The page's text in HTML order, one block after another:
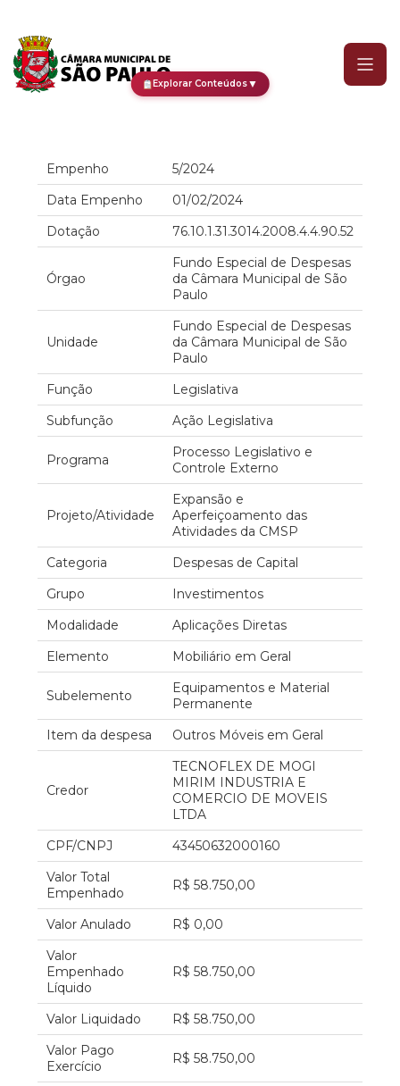
Explorar Conteúdos▼
Empenho
5/2024
Data Empenho
01/02/2024
Dotação
76.10.1.31.3014.2008.4.4.90.52
Órgao
Fundo Especial de Despesas
da Câmara Municipal de São
Paulo
Unidade
Fundo Especial de Despesas
da Câmara Municipal de São
Paulo
Função
Legislativa
Subfunção
Ação Legislativa
Programa
Processo Legislativo e
Controle Externo
Projeto/Atividade
Expansão e
Aperfeiçoamento das
Atividades da CMSP
Categoria
Despesas de Capital
Grupo
Investimentos
Modalidade
Aplicações Diretas
Elemento
Mobiliário em Geral
Subelemento
Equipamentos e Material
Permanente
Item da despesa
Outros Móveis em Geral
Credor
TECNOFLEX DE MOGI
MIRIM INDUSTRIA E
COMERCIO DE MOVEIS
LTDA
CPF/CNPJ
43450632000160
Valor Total
Empenhado
R$ 58.750,00
Valor Anulado
R$ 0,00
Valor
Empenhado
Líquido
R$ 58.750,00
Valor Liquidado
R$ 58.750,00
Valor Pago
Exercício
R$ 58.750,00